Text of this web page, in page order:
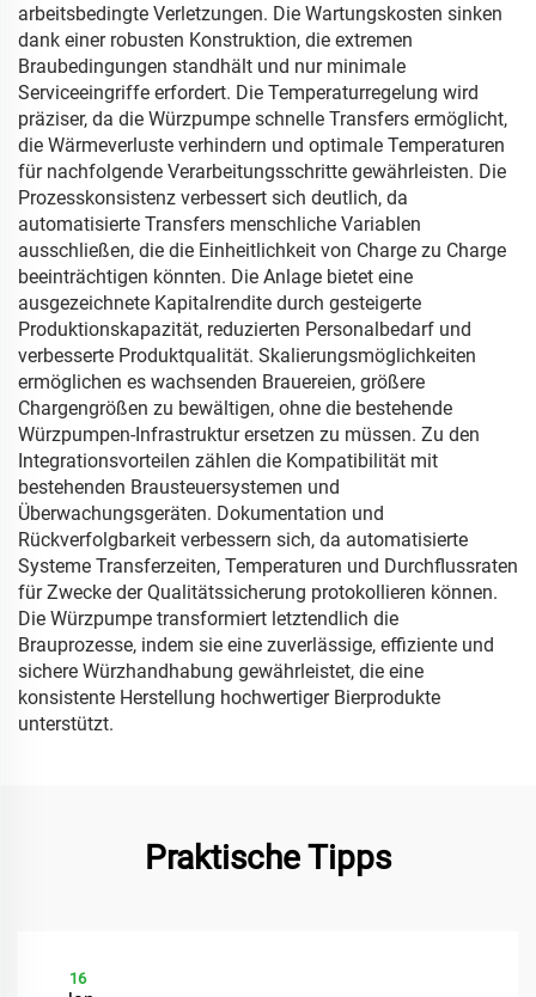
arbeitsbedingte Verletzungen. Die Wartungskosten sinken
dank einer robusten Konstruktion, die extremen
Braubedingungen standhält und nur minimale
Serviceeingriffe erfordert. Die Temperaturregelung wird
präziser, da die Würzpumpe schnelle Transfers ermöglicht,
die Wärmeverluste verhindern und optimale Temperaturen
für nachfolgende Verarbeitungsschritte gewährleisten. Die
Prozesskonsistenz verbessert sich deutlich, da
automatisierte Transfers menschliche Variablen
ausschließen, die die Einheitlichkeit von Charge zu Charge
beeinträchtigen könnten. Die Anlage bietet eine
ausgezeichnete Kapitalrendite durch gesteigerte
Produktionskapazität, reduzierten Personalbedarf und
verbesserte Produktqualität. Skalierungsmöglichkeiten
ermöglichen es wachsenden Brauereien, größere
Chargengrößen zu bewältigen, ohne die bestehende
Würzpumpen-Infrastruktur ersetzen zu müssen. Zu den
Integrationsvorteilen zählen die Kompatibilität mit
bestehenden Brausteuersystemen und
Überwachungsgeräten. Dokumentation und
Rückverfolgbarkeit verbessern sich, da automatisierte
Systeme Transferzeiten, Temperaturen und Durchflussraten
für Zwecke der Qualitätssicherung protokollieren können.
Die Würzpumpe transformiert letztendlich die
Brauprozesse, indem sie eine zuverlässige, effiziente und
sichere Würzhandhabung gewährleistet, die eine
konsistente Herstellung hochwertiger Bierprodukte
unterstützt.
Praktische Tipps
16